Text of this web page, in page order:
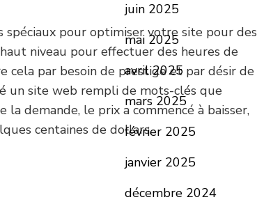
spéciaux pour optimiser votre site pour des
niveau pour effectuer des heures de
cela par besoin de prestige et par désir de
un site web rempli de mots-clés que
demande, le prix a commencé à baisser,
centaines de dollars.
juin 2025
mai 2025
avril 2025
mars 2025
février 2025
janvier 2025
décembre 2024